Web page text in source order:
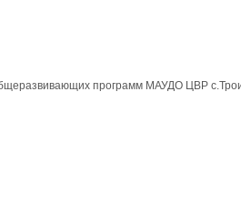
программ МАУДО ЦВР